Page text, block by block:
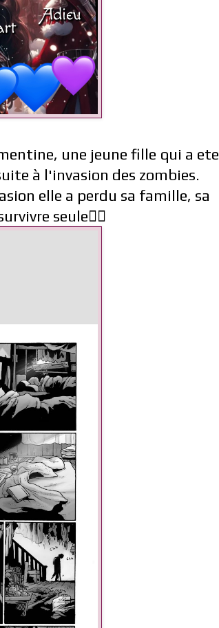
une jeune fille qui a ete
à l'invasion des zombies.
elle a perdu sa famille, sa
seule🧟‍♀️